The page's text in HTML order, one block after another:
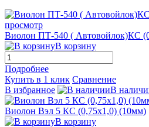
просмотр
Виолон ПТ-540 ( Автовойлок)КС
В корзину
Подробнее
Купить в 1 клик Сравнение
В избранное
В
Виолон Вэл 5 КС (0,75х1,0) (10мм)
В корзину